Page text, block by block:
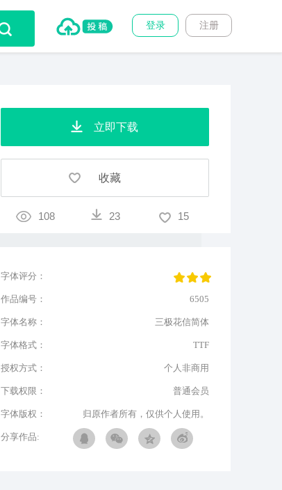
注册
登录
立即下载
收藏
108 23 15
字体评分：
作品编号： 6505
字体名称： 三极花信简体
字体格式： TTF
授权方式： 个人非商用
下载权限： 普通会员
字体版权： 归原作者所有，仅供个人使用。
分享作品: